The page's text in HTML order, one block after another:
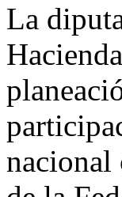
La
nacional